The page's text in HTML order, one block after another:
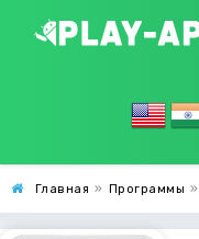
Главная » Программы »